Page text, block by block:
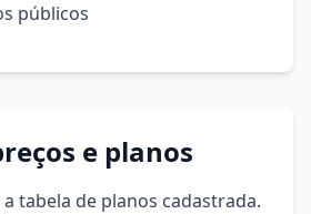
públicos
e planos
tabela de planos cadastrada.